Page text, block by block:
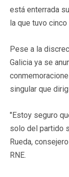
está enterrada
la que tuvo
Pese a la
Galicia ya se
singular que
"Estoy seguro
solo del partido
Rueda,
RNE.